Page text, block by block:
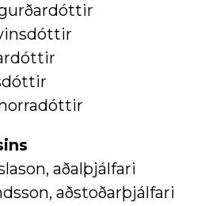
aðalþjálfari
aðstoðarþjálfari